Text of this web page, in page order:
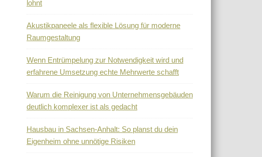
lohnt
Akustikpaneele als flexible Lösung für moderne
Raumgestaltung
Wenn Entrümpelung zur Notwendigkeit wird und
erfahrene Umsetzung echte Mehrwerte schafft
Warum die Reinigung von Unternehmensgebäuden
deutlich komplexer ist als gedacht
Hausbau in Sachsen-Anhalt: So planst du dein
Eigenheim ohne unnötige Risiken